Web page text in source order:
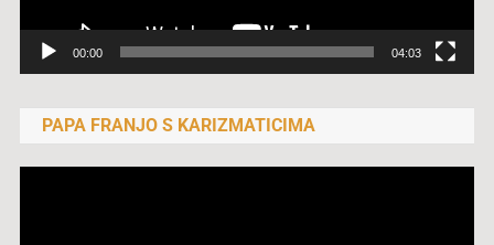
00:00 04:03
PAPA FRANJO S KARIZMATICIMA